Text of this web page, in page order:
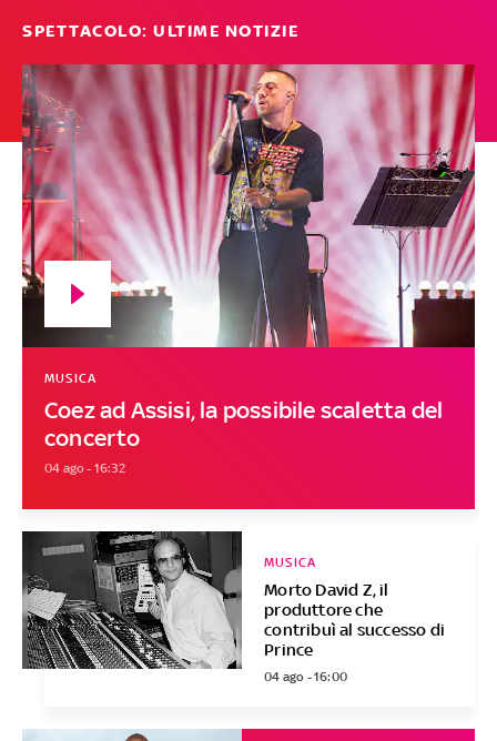
SPETTACOLO: ULTIME NOTIZIE
Coez ad Assisi, la possibile scaletta del
concerto
MUSICA
04 ago - 16:32
Morto David Z, il
produttore che
contribuì al successo di
Prince
MUSICA
04 ago - 16:00